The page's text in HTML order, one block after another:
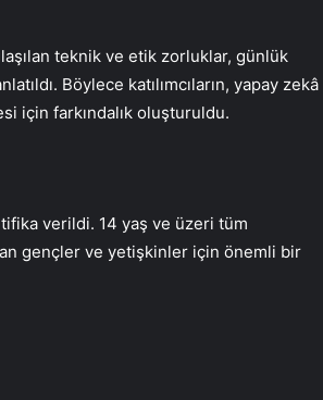
teknik ve etik zorluklar, günlük
Böylece katılımcıların, yapay zekâ
için farkındalık oluşturuldu.
verildi. 14 yaş ve üzeri tüm
gençler ve yetişkinler için önemli bir